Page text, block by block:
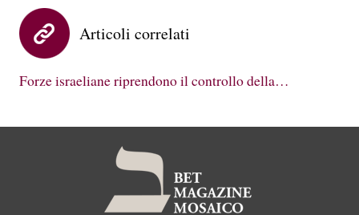
Articoli correlati
Forze israeliane riprendono il controllo della…